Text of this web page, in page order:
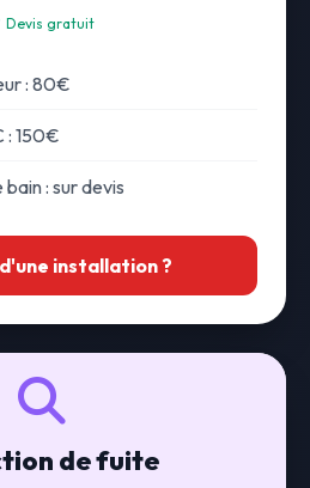
Devis gratuit
: 80€
: 150€
: sur devis
installation ?
de fuite